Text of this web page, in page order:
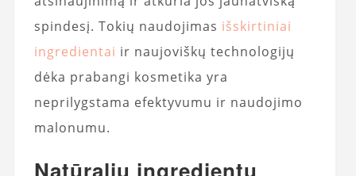
spindesį. Tokių naudojimas išskirtiniai
ingredientai ir naujoviškų technologijų
dėka prabangi kosmetika yra
neprilygstama efektyvumu ir naudojimo
malonumu.
Natūralių ingredientų